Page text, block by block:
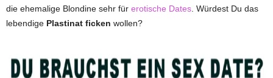
die ehemalige Blondine sehr für erotische Dates. Würdest Du das
lebendige Plastinat ficken wollen?